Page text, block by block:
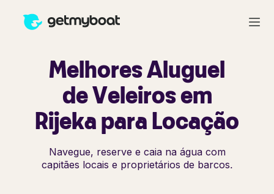
Melhores Aluguel
de Veleiros em
Rijeka para Locação
Navegue, reserve e caia na água com
capitães locais e proprietários de barcos.